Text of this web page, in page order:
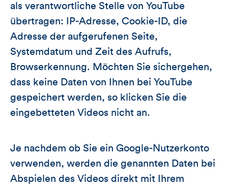
als verantwortliche Stelle von YouTube
übertragen: IP-Adresse, Cookie-ID, die
Adresse der aufgerufenen Seite,
Systemdatum und Zeit des Aufrufs,
Browserkennung. Möchten Sie sichergehen,
dass keine Daten von Ihnen bei YouTube
gespeichert werden, so klicken Sie die
eingebetteten Videos nicht an.
Je nachdem ob Sie ein Google-Nutzerkonto
verwenden, werden die genannten Daten bei
Abspielen des Videos direkt mit Ihrem